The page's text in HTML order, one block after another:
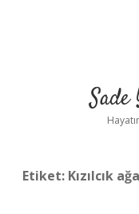
Sade
Etiket: Kızılcık